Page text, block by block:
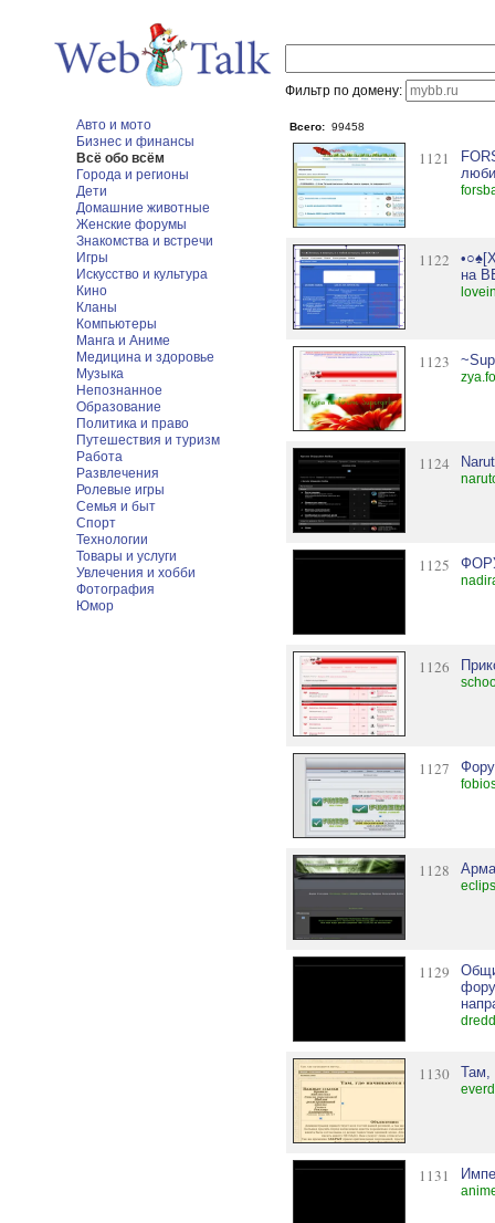
Фильтр по домену:
Авто и мото
Бизнес и финансы
Всё обо всём
Города и регионы
Дети
Домашние животные
Женские форумы
Знакомства и встречи
Игры
Искусство и культура
Кино
Кланы
Компьютеры
Манга и Аниме
Медицина и здоровье
Музыка
Непознанное
Образование
Политика и право
Путешествия и туризм
Работа
Развлечения
Ролевые игры
Семья и быт
Спорт
Технологии
Товары и услуги
Увлечения и хобби
Фотография
Юмор
Всего: 99458
1121
1122
на
1123
1124
1125
1126
1127
1128
1129
1130 Там,
1131